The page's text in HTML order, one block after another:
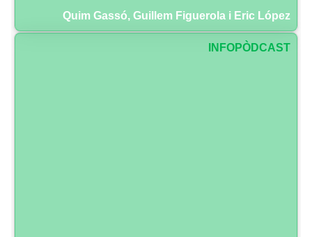
Quim Gassó, Guillem Figuerola i Eric López
INFOPÒDCAST